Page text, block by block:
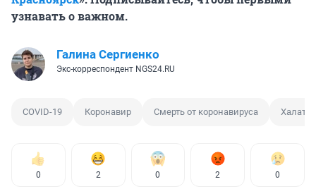
узнавать о важном.
Галина Сергиенко
Экс-корреспондент NGS24.RU
COVID-19 Коронавир Смерть от коронавируса
0 2 0 2 0